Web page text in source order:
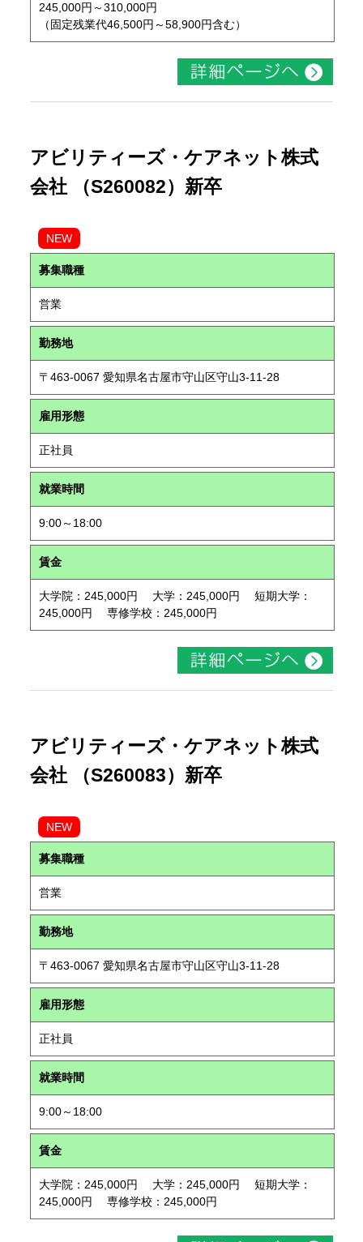
245,000円～310,000円
（固定残業代46,500円～58,900円含む）
アビリティーズ・ケアネット株式
会社 （S260082）新卒
NEW
募集職種
営業
勤務地
〒463-0067 愛知県名古屋市守山区守山3-11-28
雇用形態
正社員
就業時間
9:00～18:00
賃金
大学院：245,000円 大学：245,000円 短期大学：
245,000円 専修学校：245,000円
アビリティーズ・ケアネット株式
会社 （S260083）新卒
NEW
募集職種
営業
勤務地
〒463-0067 愛知県名古屋市守山区守山3-11-28
雇用形態
正社員
就業時間
9:00～18:00
賃金
大学院：245,000円 大学：245,000円 短期大学：
245,000円 専修学校：245,000円